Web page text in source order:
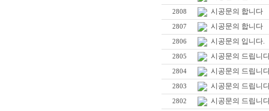
2808 시공문의 합니다
2807 시공문의 합니다
2806 시공문의 입니다.
2805 시공문의 드립니
2804 시공문의 드립니
2803 시공문의 드립니
2802 시공문의 드립니